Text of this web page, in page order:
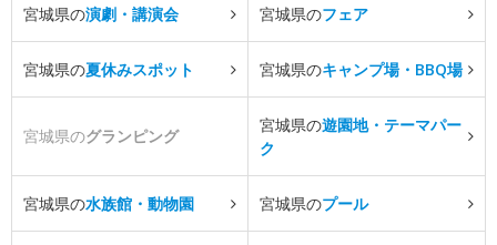
宮城県の演劇・講演会 宮城県のフェア
宮城県の夏休みスポット 宮城県のキャンプ場・BBQ場
宮城県のグランピング
宮城県の遊園地・テーマパー
ク
宮城県の水族館・動物園 宮城県のプール